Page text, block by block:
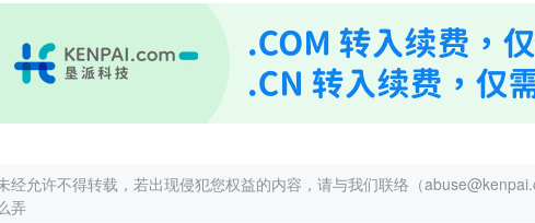
经允许不得转载，若出现侵犯您权益的内容，请与我们联络（
弄